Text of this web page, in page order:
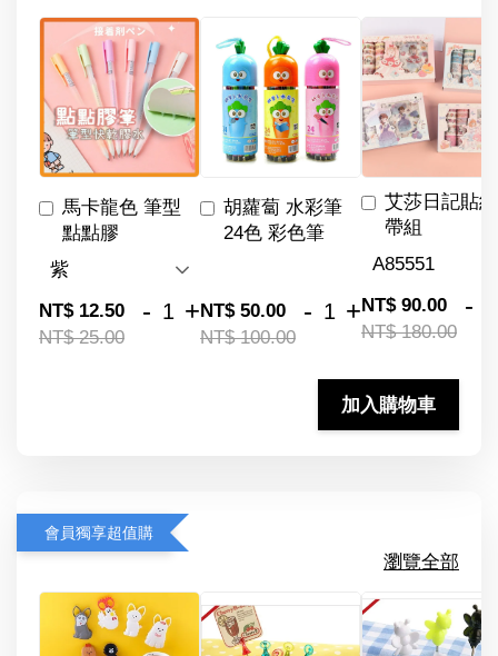
馬卡龍色 筆型
點點膠
NT$ 12.50
NT$ 25.00
- +
胡蘿蔔 水彩筆
24色 彩色筆
NT$ 50.00
NT$ 100.00
- +
艾莎日記貼
帶組
NT$ 90.00
NT$ 180.00
-
加入購物車
會員獨享超值購
瀏覽全部